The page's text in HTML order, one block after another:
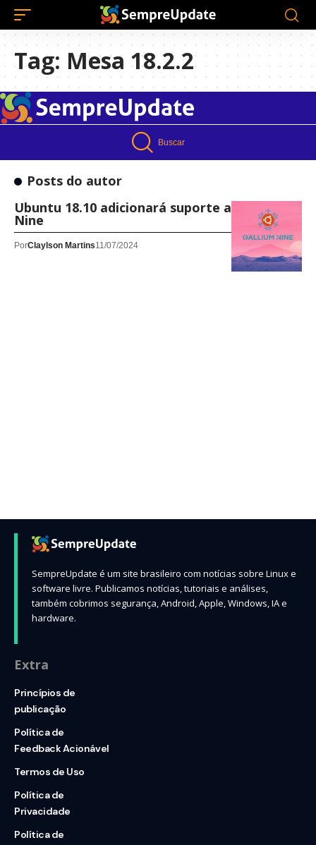
Tag: Mesa 18.2.2
Buscar
Posts do autor
Ubuntu 18.10 adicionará suporte ao Gallium
Nine
PorClaylson Martins11/07/2024
SempreUpdate é um site brasileiro com notícias sobre Linux e
software livre. Publicamos notícias, tutoriais e análises,
também cobrimos segurança, Android, Apple, Windows, IA e
hardware.
Extra
Princípios de
publicação
Política de
Feedback Acionável
Termos de Uso
Política de
Privacidade
Política de